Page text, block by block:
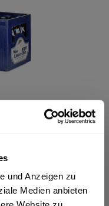
und Anzeigen zu
Medien anbieten